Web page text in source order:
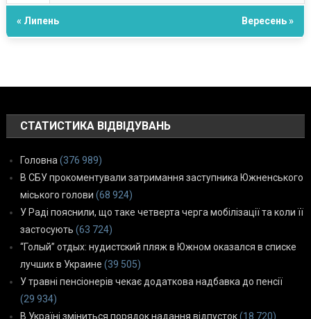
« Липень Вересень »
СТАТИСТИКА ВІДВІДУВАНЬ
Головна (376 989)
В СБУ прокоментували затримання заступника Южненського
міського голови (68 924)
У Раді пояснили, що таке четверта черга мобілізації та коли її
застосують (63 724)
“Голый” отдых: нудистский пляж в Южном оказался в списке
лучших в Украине (39 505)
У травні пенсіонерів чекає додаткова надбавка до пенсії
(29 934)
В Україні зміниться порядок надання відпусток(18 720)